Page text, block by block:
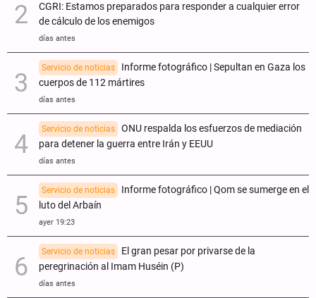
CGRI: Estamos preparados para responder a cualquier error
de cálculo de los enemigos
días antes
Servicio de noticias
Informe fotográfico | Sepultan en Gaza los
cuerpos de 112 mártires
días antes
Servicio de noticias
ONU respalda los esfuerzos de mediación
para detener la guerra entre Irán y EEUU
días antes
Servicio de noticias
Informe fotográfico | Qom se sumerge en el
luto del Arbaín
ayer 19:23
Servicio de noticias
El gran pesar por privarse de la
peregrinación al Imam Huséin (P)
días antes